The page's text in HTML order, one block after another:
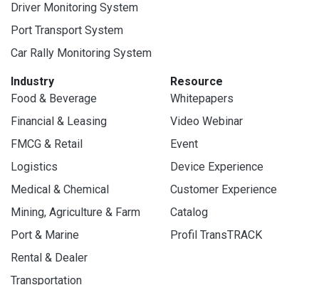
Driver Monitoring System
Port Transport System
Car Rally Monitoring System
Industry
Food & Beverage
Financial & Leasing
FMCG & Retail
Logistics
Medical & Chemical
Mining, Agriculture & Farm
Port & Marine
Rental & Dealer
Transportation
Resource
Whitepapers
Video Webinar
Event
Device Experience
Customer Experience
Catalog
Profil TransTRACK